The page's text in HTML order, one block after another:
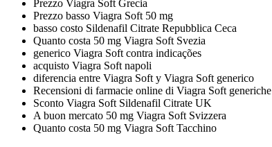
Prezzo Viagra Soft Grecia
Prezzo basso Viagra Soft 50 mg
basso costo Sildenafil Citrate Repubblica Ceca
Quanto costa 50 mg Viagra Soft Svezia
generico Viagra Soft contra indicações
acquisto Viagra Soft napoli
diferencia entre Viagra Soft y Viagra Soft generico
Recensioni di farmacie online di Viagra Soft generiche
Sconto Viagra Soft Sildenafil Citrate UK
A buon mercato 50 mg Viagra Soft Svizzera
Quanto costa 50 mg Viagra Soft Tacchino